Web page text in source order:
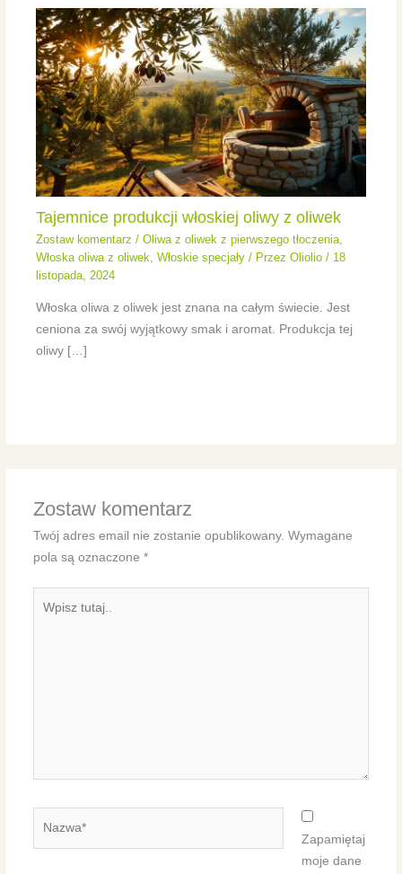
Tajemnice produkcji włoskiej oliwy z oliwek
Zostaw komentarz /Oliwa z oliwek z pierwszego tłoczenia,
Włoska oliwa z oliwek,Włoskie specjały / Przez Oliolio/ 18
listopada, 2024
Włoska oliwa z oliwek jest znana na całym świecie. Jest
ceniona za swój wyjątkowy smak i aromat. Produkcja tej
oliwy […]
Zostaw komentarz
Twój adres email nie zostanie opublikowany. Wymagane
pola są oznaczone *
tutaj..
Zapamiętaj
moje dane